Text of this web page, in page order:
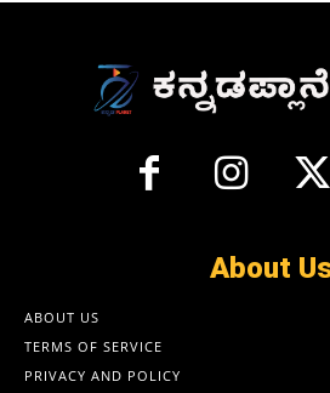
About
ABOUT US
TERMS OF SERVICE
PRIVACY AND POLICY